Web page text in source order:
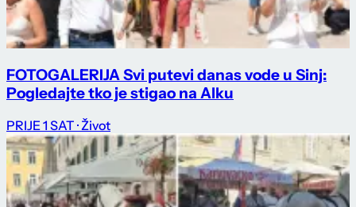
FOTOGALERIJA Svi putevi danas vode u Sinj:
Pogledajte tko je stigao na Alku
PRIJE 1 SAT · Život